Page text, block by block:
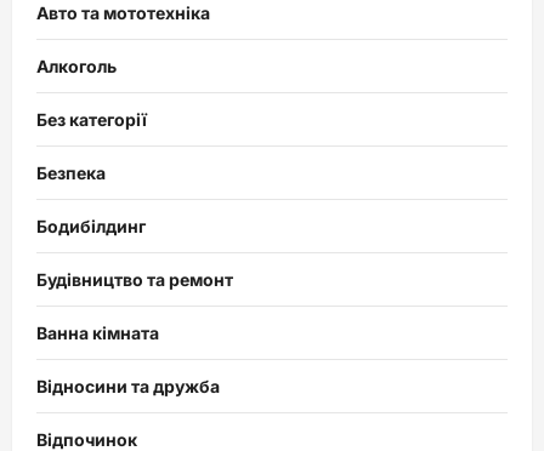
Авто та мототехніка
Алкоголь
Без категорії
Безпека
Бодибілдинг
Будівництво та ремонт
Ванна кімната
Відносини та дружба
Відпочинок